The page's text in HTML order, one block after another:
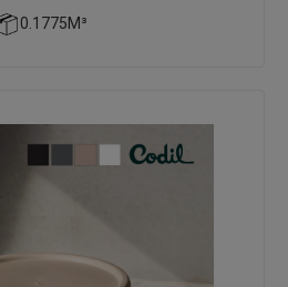
0.1775M³